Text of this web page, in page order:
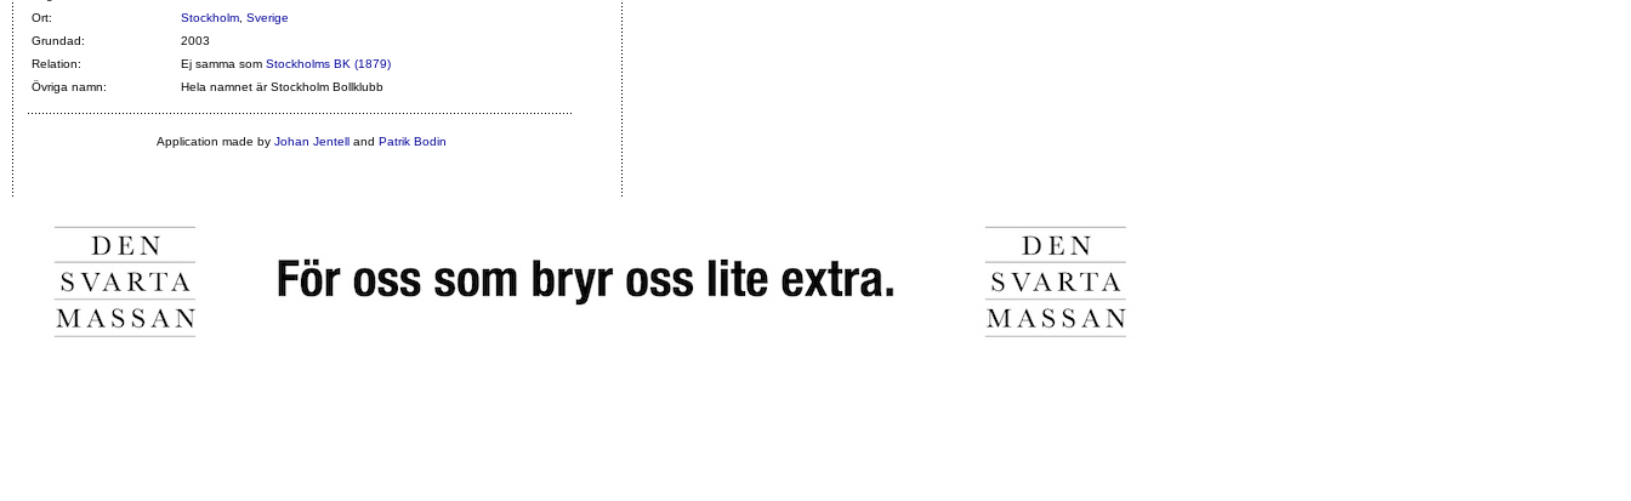
Ort:
Stockholm Sverige
Grundad:
2003
Relation:
Ej samma som Stockholms BK (1879)
Övriga namn:
Hela namnet är Stockholm Bollklubb
Application made by Johan Jentelland Patrik Bodin